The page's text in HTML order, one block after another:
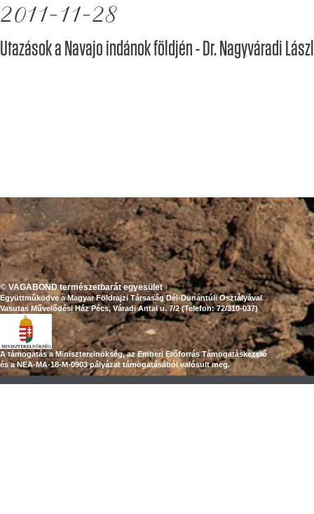
2011-11-28
Utazások a Navajo indánok földjén - Dr. Nagyváradi
© VAGABOND természetbarát egyesület
Együttműködve a Magyar Földrajzi Társaság Dél-Dunántúli Osztályával
Vasutas Művelődési Ház Pécs, Váradi Antal u. 7/2 (Telefon: 72/310-037)
A támogatás a Miniszterelnökség, az Emberi Erőforrás Támogatáskezelő
és a NEA-MA-18-M-0903 pályázat támogatásából valósult meg.